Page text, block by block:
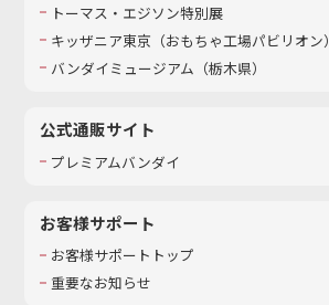
トーマス・エジソン特別展
キッザニア東京（おもちゃ工場パビリオン）​
バンダイミュージアム（栃木県）
公式通販サイト
プレミアムバンダイ
お客様サポート
お客様サポートトップ
重要なお知らせ